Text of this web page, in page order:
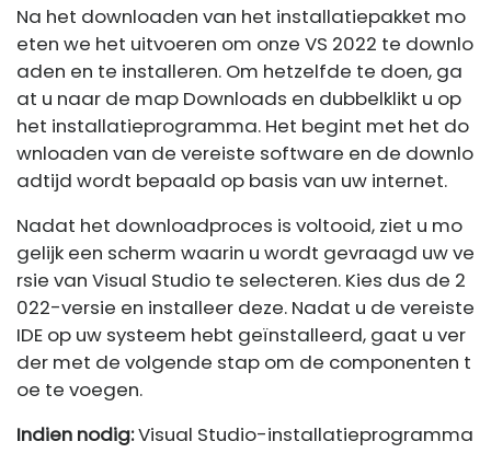
Na het downloaden van het installatiepakket mo
eten we het uitvoeren om onze VS 2022 te downlo
aden en te installeren. Om hetzelfde te doen, ga
at u naar de map Downloads en dubbelklikt u op
het installatieprogramma. Het begint met het do
wnloaden van de vereiste software en de downlo
adtijd wordt bepaald op basis van uw internet.
Nadat het downloadproces is voltooid, ziet u mo
gelijk een scherm waarin u wordt gevraagd uw ve
rsie van Visual Studio te selecteren. Kies dus de 2
022-versie en installeer deze. Nadat u de vereiste
IDE op uw systeem hebt geïnstalleerd, gaat u ver
der met de volgende stap om de componenten t
oe te voegen.
Indien nodig:Visual Studio-installatieprogramma